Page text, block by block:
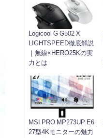
Logicool G G502 X
LIGHTSPEED徹底解説
｜無線×HERO25Kの実
力とは
MSI PRO MP273UP E6
27型4Kモニターの魅力